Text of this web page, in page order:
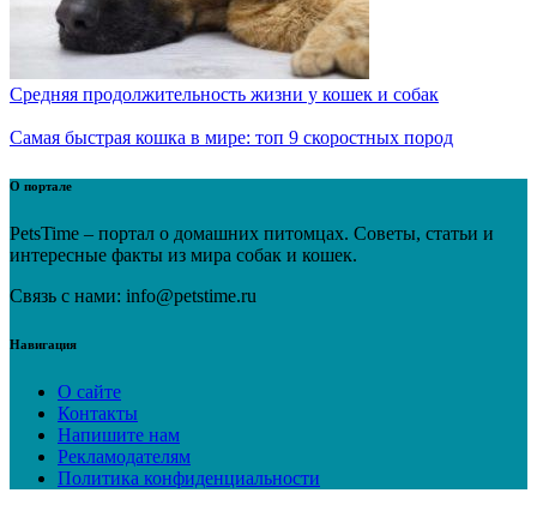
Средняя продолжительность жизни у кошек и собак
Самая быстрая кошка в мире: топ 9 скоростных пород
О портале
PetsTime – портал о домашних питомцах. Советы, статьи и
интересные факты из мира собак и кошек.
Связь с нами: info@petstime.ru
Навигация
О сайте
Контакты
Напишите нам
Рекламодателям
Политика конфиденциальности